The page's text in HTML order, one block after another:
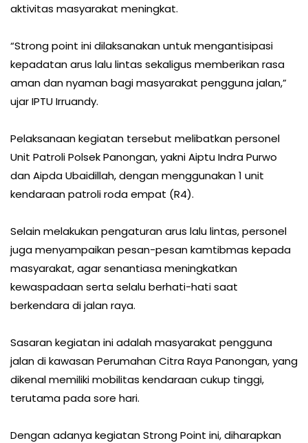
aktivitas masyarakat meningkat.
“Strong point ini dilaksanakan untuk mengantisipasi
kepadatan arus lalu lintas sekaligus memberikan rasa
aman dan nyaman bagi masyarakat pengguna jalan,”
ujar IPTU Irruandy.
Pelaksanaan kegiatan tersebut melibatkan personel
Unit Patroli Polsek Panongan, yakni Aiptu Indra Purwo
dan Aipda Ubaidillah, dengan menggunakan 1 unit
kendaraan patroli roda empat (R4).
Selain melakukan pengaturan arus lalu lintas, personel
juga menyampaikan pesan-pesan kamtibmas kepada
masyarakat, agar senantiasa meningkatkan
kewaspadaan serta selalu berhati-hati saat
berkendara di jalan raya.
Sasaran kegiatan ini adalah masyarakat pengguna
jalan di kawasan Perumahan Citra Raya Panongan, yang
dikenal memiliki mobilitas kendaraan cukup tinggi,
terutama pada sore hari.
Dengan adanya kegiatan Strong Point ini, diharapkan